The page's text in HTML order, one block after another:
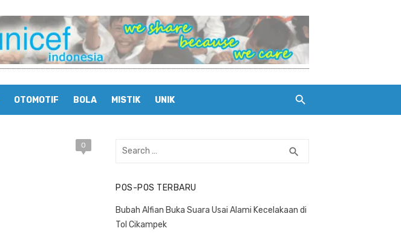
OTOMOTIF BOLA MISTIK UNIK
0
Search
search
POS-POS TERBARU
Bubah Alfian Buka Suara Usai Alami Kecelakaan di
Tol Cikampek